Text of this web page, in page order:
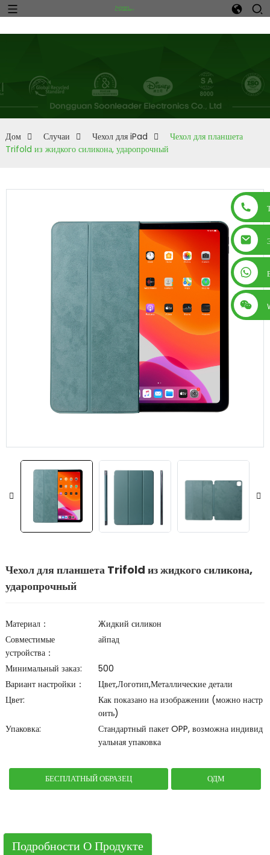
+86 13560759744
Дом Случаи Чехол для iPad
Чехол для планшета
Trifold из жидкого силикона, ударопрочный
Чехол для планшета Trifold из жидкого силикона,
ударопрочный
Материал：
Жидкий силикон
Совместимые
устройства：
айпад
Минимальный заказ:
500
Вариант настройки：
Цвет,Логотип,Металлические детали
Цвет:
Как показано на изображении (можно настр
оить)
Упаковка:
Стандартный пакет OPP, возможна индивид
уальная упаковка
БЕСПЛАТНЫЙ ОБРАЗЕЦ ОДМ
Подробности О Продукте